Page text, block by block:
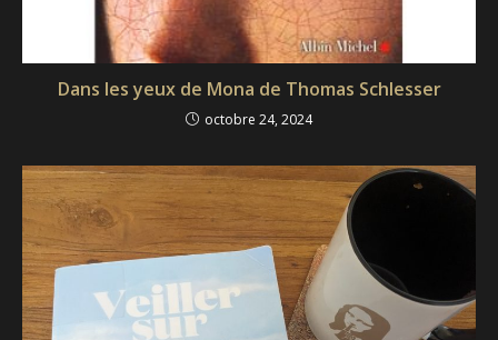
Dans les yeux de Mona de Thomas Schlesser
octobre 24, 2024